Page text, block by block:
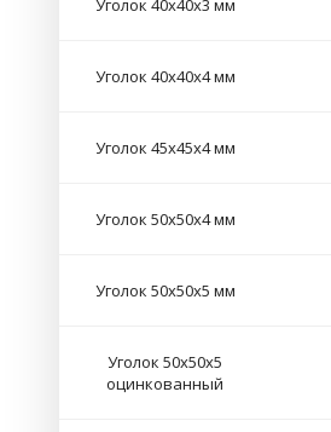
Уголок 40х40х3 мм
Уголок 40х40х4 мм
Уголок 45х45х4 мм
Уголок 50х50х4 мм
Уголок 50х50х5 мм
Уголок 50х50х5
оцинкованный